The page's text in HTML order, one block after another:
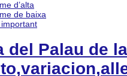
d’alta
de baixa
del Palau de